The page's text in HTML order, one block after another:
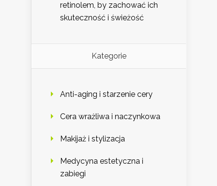
retinolem, by zachować ich
skuteczność i świeżość
Kategorie
Anti-aging i starzenie cery
Cera wrażliwa i naczynkowa
Makijaż i stylizacja
Medycyna estetyczna i
zabiegi